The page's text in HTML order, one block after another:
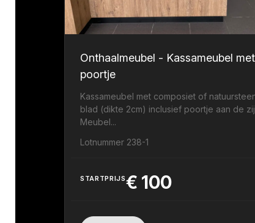
Onthaalmeubel - Kassameubel met
poortje
Kassameubel met composiet of
blad (dikte 2cm) inclusief poortje aan de
Meubel...
Lotnummer 238-1
STARTPRIJS€ 100